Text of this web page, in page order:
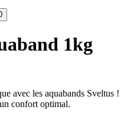
1kg
avec les aquabands Sveltus !
confort optimal.